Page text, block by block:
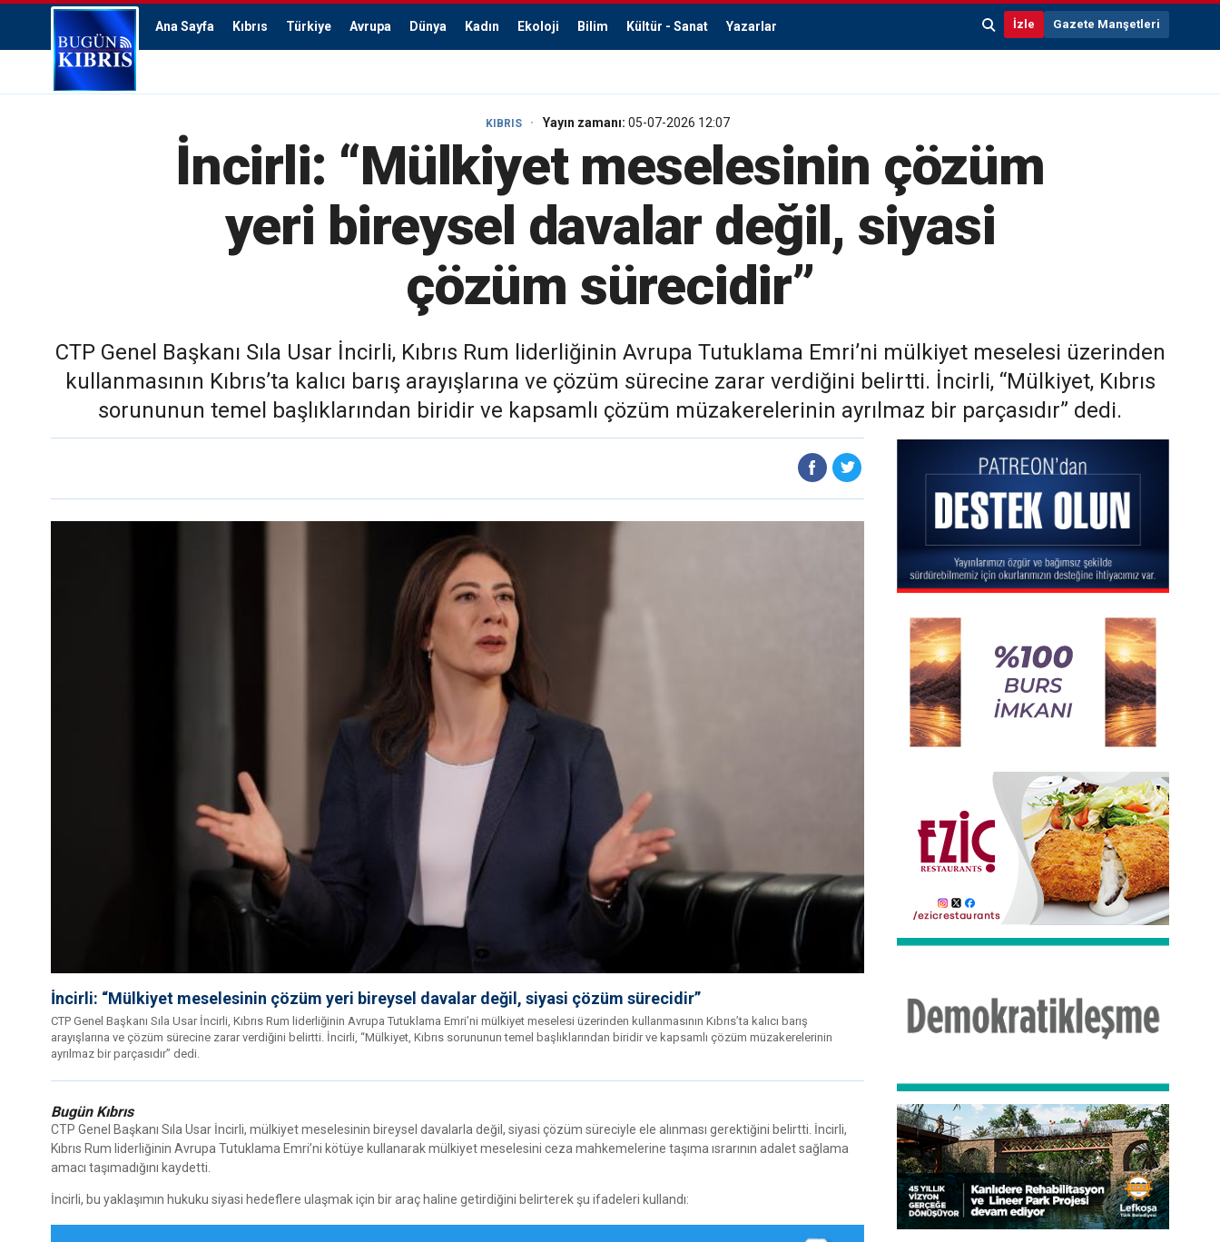
Ana Sayfa Kıbrıs Türkiye Avrupa Dünya Kadın Ekoloji Bilim Kültür - Sanat Yazarlar İzle Gazete Manşetleri
KIBRIS Yayın zamanı: 05-07-2026 12:07
İncirli: “Mülkiyet meselesinin çözüm
yeri bireysel davalar değil, siyasi
çözüm sürecidir”
CTP Genel Başkanı Sıla Usar İncirli, Kıbrıs Rum liderliğinin Avrupa Tutuklama Emri’ni mülkiyet meselesi üzerinden
kullanmasının Kıbrıs’ta kalıcı barış arayışlarına ve çözüm sürecine zarar verdiğini belirtti. İncirli, “Mülkiyet, Kıbrıs
sorununun temel başlıklarından biridir ve kapsamlı çözüm müzakerelerinin ayrılmaz bir parçasıdır” dedi.
İncirli: “Mülkiyet meselesinin çözüm yeri bireysel davalar değil, siyasi çözüm sürecidir”
CTP Genel Başkanı Sıla Usar İncirli, Kıbrıs Rum liderliğinin Avrupa Tutuklama Emri’ni mülkiyet meselesi üzerinden kullanmasının Kıbrıs’ta kalıcı barış
arayışlarına ve çözüm sürecine zarar verdiğini belirtti. İncirli, “Mülkiyet, Kıbrıs sorununun temel başlıklarından biridir ve kapsamlı çözüm müzakerelerinin
ayrılmaz bir parçasıdır” dedi.
Bugün Kıbrıs
CTP Genel Başkanı Sıla Usar İncirli, mülkiyet meselesinin bireysel davalarla değil, siyasi çözüm süreciyle ele alınması gerektiğini belirtti. İncirli,
Kıbrıs Rum liderliğinin Avrupa Tutuklama Emri’ni kötüye kullanarak mülkiyet meselesini ceza mahkemelerine taşıma ısrarının adalet sağlama
amacı taşımadığını kaydetti.
İncirli, bu yaklaşımın hukuku siyasi hedeflere ulaşmak için bir araç haline getirdiğini belirterek şu ifadeleri kullandı: